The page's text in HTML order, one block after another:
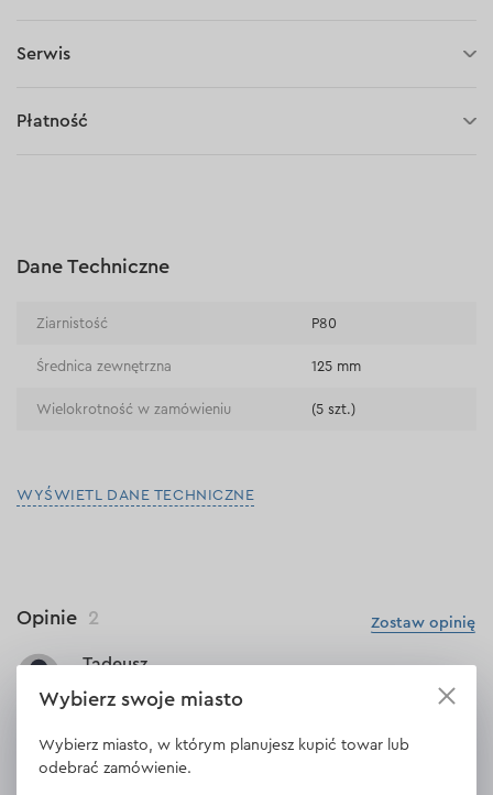
Serwis
Płatność
Płatność na rachunek bieżący (przelew tradycyjny)
Dane Techniczne
Ziarnistość Р80
Średnica zewnętrzna 125 mm
Wielokrotność w zamówieniu (5 szt.)
WYŚWIETL DANE TECHNICZNE
Zostaw opinię
Opinie 2
Tadeusz
08.05.2024
Wszystkie parametry zgodne z opisem.
Wybierz swoje miasto
Wybierz miasto, w którym planujesz kupić towar lub
odebrać zamówienie.